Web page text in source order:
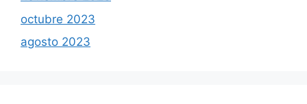
octubre 2023
agosto 2023